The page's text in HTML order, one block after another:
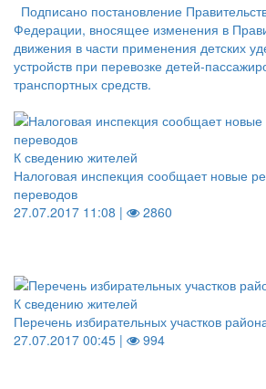
Подписано постановление
Федерации, вносящее изменения в
движения в части применения детских
устройств при перевозке детей-
транспортных средств.
К сведению жителей
Налоговая инспекция сообщает новые
переводов
27.07.2017 11:08 |
2860
К сведению жителей
Перечень избирательных участков
27.07.2017 00:45 |
994